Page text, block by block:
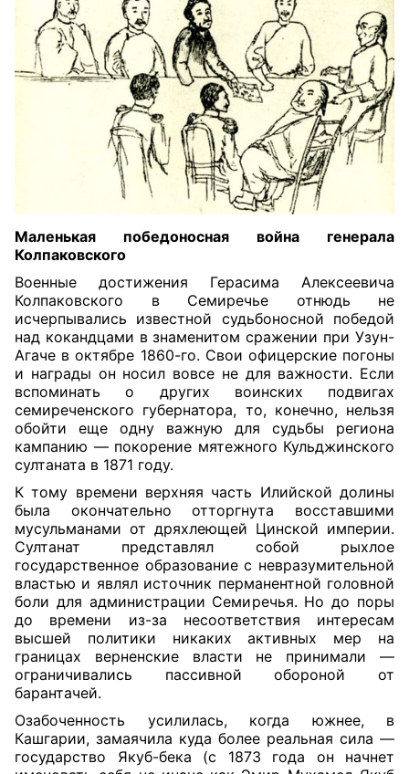
Маленькая победоносная война генерала
Колпаковского
Военные достижения Герасима Алексеевича
Колпаковского в Семиречье отнюдь не
исчерпывались известной судьбоносной победой
над кокандцами в знаменитом сражении при Узун-
Агаче в октябре 1860-го. Свои офицерские погоны
и награды он носил вовсе не для важности. Если
вспоминать о других воинских подвигах
семиреченского губернатора, то, конечно, нельзя
обойти еще одну важную для судьбы региона
кампанию — покорение мятежного Кульджинского
султаната в 1871 году.
К тому времени верхняя часть Илийской долины
была окончательно отторгнута восставшими
мусульманами от дряхлеющей Цинской империи.
Султанат представлял собой рыхлое
государственное образование с невразумительной
властью и являл источник перманентной головной
боли для администрации Семиречья. Но до поры
до времени из-за несоответствия интересам
высшей политики никаких активных мер на
границах верненские власти не принимали —
ограничивались пассивной обороной от
барантачей.
Озабоченность усилилась, когда южнее, в
Кашгарии, замаячила куда более реальная сила —
государство Якуб-бека (с 1873 года он начнет